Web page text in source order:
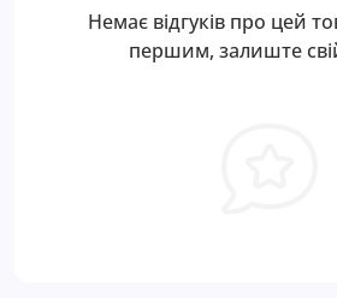
Немає відгуків про цей
першим, залиште